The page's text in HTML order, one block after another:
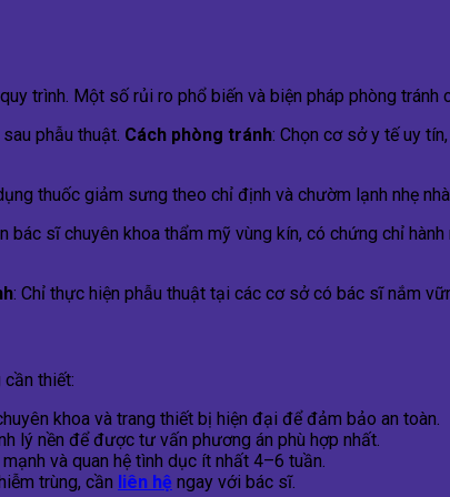
trình. Một số rủi ro phổ biến và biện pháp phòng tránh
phẫu thuật. Cách phòng tránh: Chọn cơ sở y tế uy
thuốc giảm sưng theo chỉ định và chườm lạnh nhẹ
bác sĩ chuyên khoa thẩm mỹ vùng kín, có chứng chỉ hành
: Chỉ thực hiện phẫu thuật tại các cơ sở có bác sĩ nắm
thiết:
khoa và trang thiết bị hiện đại để đảm bảo an toàn.
lý nền để được tư vấn phương án phù hợp nhất.
và quan hệ tình dục ít nhất 4–6 tuần.
trùng, cần liên hệ ngay với bác sĩ.